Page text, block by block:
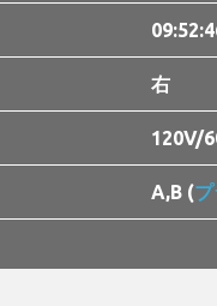
右
120V/
A,B (プ